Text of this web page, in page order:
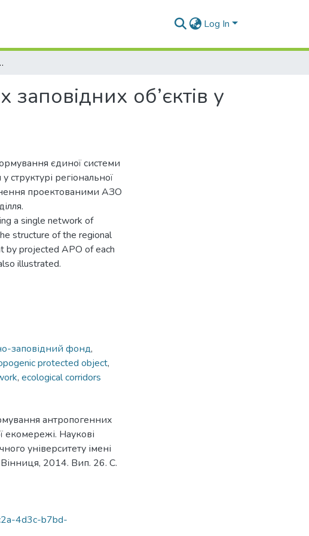
Log In
регіональної екомережі
об’єктів у
єдиної системи
структурі регіональної
проектованими АЗО
a single network of
structure of the regional
by projected APO of each
illustrated.
заповідний фонд,
protected object,
, ecological corridors
антропогенних
екомережі. Наукові
університету імені
2014. Вип. 26. С.
4d3c-b7bd-